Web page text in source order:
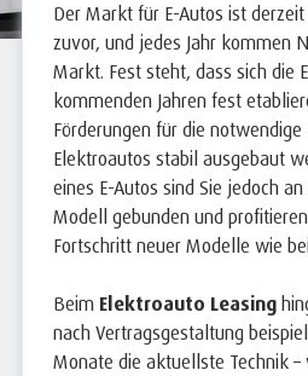
Der Markt für E-Autos ist
zuvor, und jedes Jahr kommen
Markt. Fest steht, dass sich die
kommenden Jahren fest
Förderungen für die
Elektroautos stabil ausgebaut
eines E-Autos sind Sie jedoch
Modell gebunden und
Fortschritt neuer Modelle wie
Beim Elektroauto Leasing
nach Vertragsgestaltung
Monate die aktuellste Technik –